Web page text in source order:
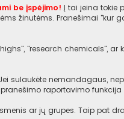
be įspėjimo! Į tai įeina tokie
žinutėms. Pranešimai "kur
"research chemicals",
sulaukėte nemandagaus,
raportavimo
ar jų grupes. Taip pat